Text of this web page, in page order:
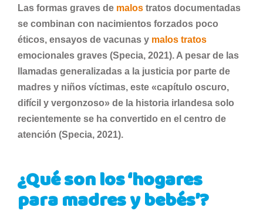
Las formas graves de malos tratos documentadas
se combinan con nacimientos forzados poco
éticos, ensayos de vacunas y malos tratos
emocionales graves (Specia, 2021). A pesar de las
llamadas generalizadas a la justicia por parte de
madres y niños víctimas, este «capítulo oscuro,
difícil y vergonzoso» de la historia irlandesa solo
recientemente se ha convertido en el centro de
atención (Specia, 2021).
¿Qué son los ‘hogares
para madres y bebés’?